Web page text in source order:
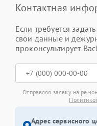
Контактная
Если требуется
свои данные и
проконсультирует Вас!
Отправляя заявку на
Адрес сервисного